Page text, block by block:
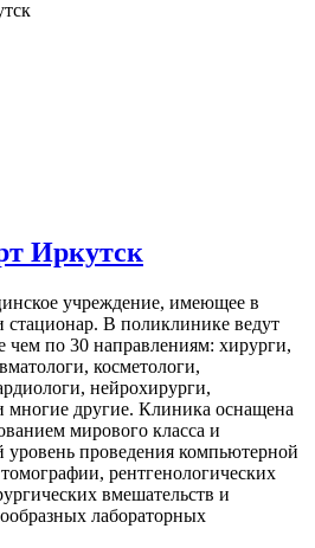
Иркутск
учреждение, имеющее в
стационар. В поликлинике ведут
чем по 30 направлениям: хирурги,
косметологи,
нейрохирурги,
многие другие. Клиника оснащена
мирового класса и
уровень проведения компьютерной
рентгенологических
вмешательств и
лабораторных